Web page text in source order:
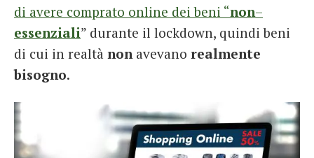
di avere comprato online dei beni “non–
essenziali” durante il lockdown, quindi beni
di cui in realtà non avevano realmente
bisogno.